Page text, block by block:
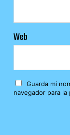
Web
Guarda mi
navegador para